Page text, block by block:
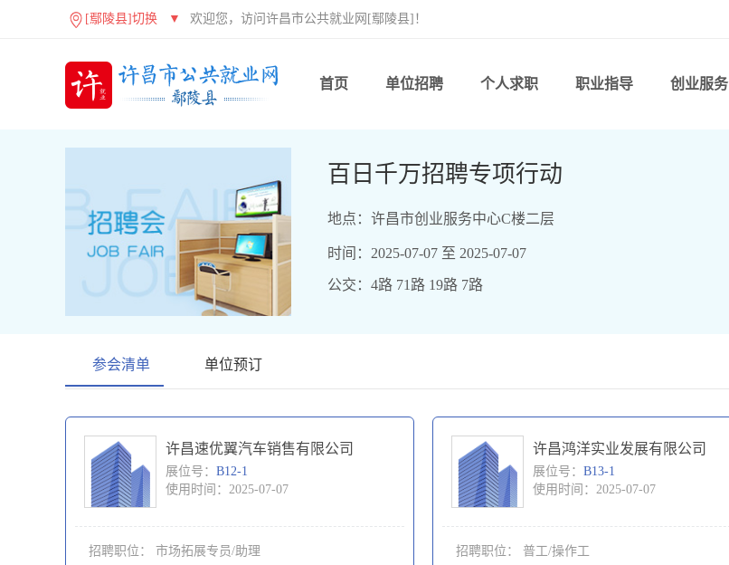
[鄢陵县]切换 ▼ 欢迎您，访问许昌市公共就业网[鄢陵县]！
首页 单位招聘 个人求职 职业指导 创业服务
百日千万招聘专项行动
地点：许昌市创业服务中心C楼二层
时间：2025-07-07 至 2025-07-07
公交：4路 71路 19路 7路
参会清单 单位预订
许昌速优翼汽车销售有限公司
展位号： B12-1
使用时间：2025-07-07
招聘职位： 市场拓展专员/助理
许昌鸿洋实业发展有限公司
展位号： B13-1
使用时间：2025-07-07
招聘职位： 普工/操作工